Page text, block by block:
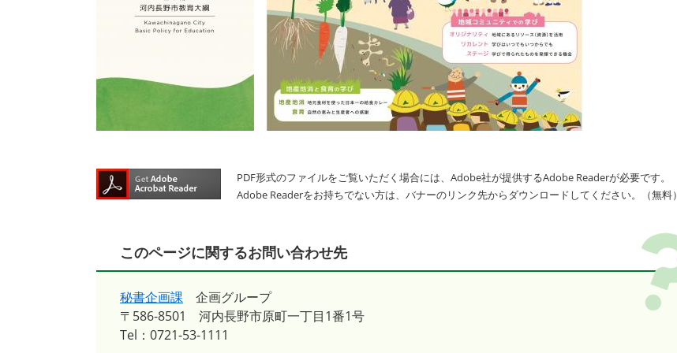
PDF形式のファイルをご覧いただく場合には、Adobe社が提供するAdobe Readerが必要です。
Adobe Readerをお持ちでない方は、バナーのリンク先からダウンロードしてください。（無料）
このページに関するお問い合わせ先
秘書企画課
企画グループ
〒586-8501
河内長野市原町一丁目1番1号
Tel：0721-53-1111